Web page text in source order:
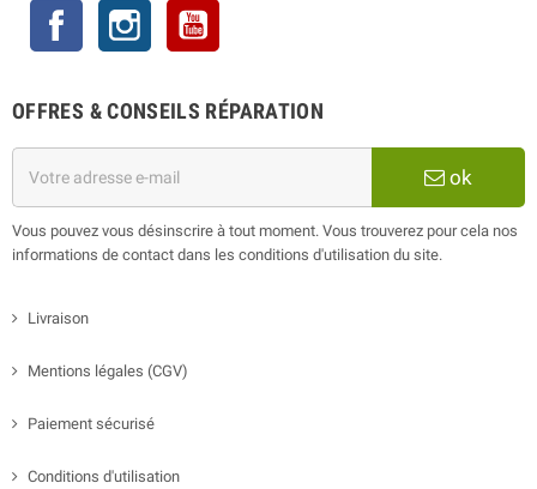
Facebook Instagram
OFFRES & CONSEILS RÉPARATION
ok
Vous pouvez vous désinscrire à tout moment. Vous trouverez pour cela nos
informations de contact dans les conditions d'utilisation du site.
Livraison
Mentions légales (CGV)
Paiement sécurisé
Conditions d'utilisation